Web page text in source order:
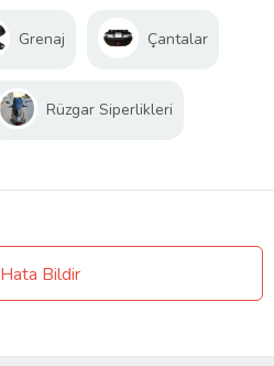
Grenaj Çantalar
Rüzgar Siperlikleri
Hata Bildir